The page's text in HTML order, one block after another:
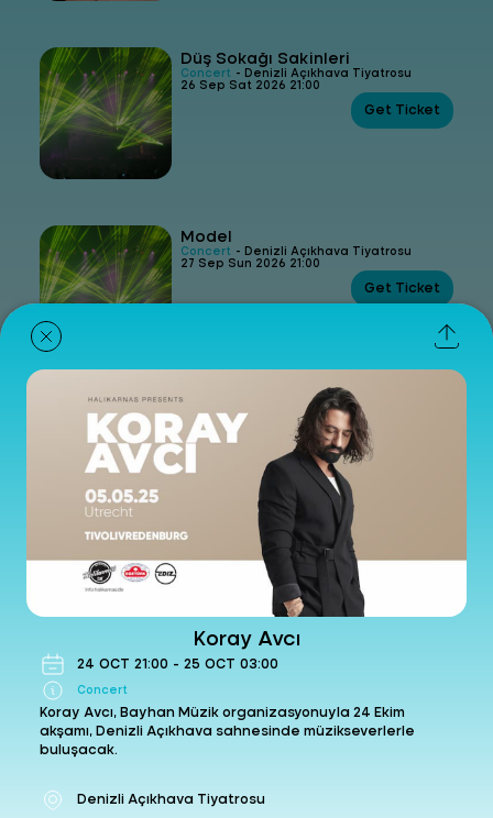
Düş Sokağı Sakinleri
Concert - Denizli Açıkhava Tiyatrosu
26 Sep Sat 2026 21:00
Get Ticket
Model
Concert - Denizli Açıkhava Tiyatrosu
27 Sep Sun 2026 21:00
Get Ticket
Jekyll & Hyde
Concert
- Denizli Açıkhava Tiyatrosu
07 Oct Wed 2026 21:00
- Denizli Açıkhava Tiyatrosu
24 Oct Sat 2026 21:00
30 Oct Fri 2026 21:00
Koray Avcı
24 OCT 21:00 - 25 OCT 03:00
Concert
Koray Avcı, Bayhan Müzik organizasyonuyla 24 Ekim
akşamı, Denizli Açıkhava sahnesinde müzikseverlerle
buluşacak.
Denizli Açıkhava Tiyatrosu